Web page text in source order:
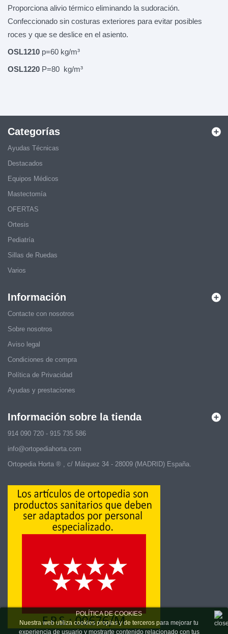
POLÍTICA DE COOKIES
Nuestra web utiliza cookies propias y de terceros para mejorar tu
experiencia de usuario y mostrarte contenido relacionado con tus
Proporciona alivio térmico eliminando la sudoración.
Confeccionado sin costuras exteriores para evitar posibles
roces y que se deslice en el asiento.
OSL1210 p=60 kg/m³
OSL1220 P=80 kg/m³
Categorías
Ayudas Técnicas
Destacados
Equipos Médicos
Mastectomía
OFERTAS
Ortesis
Pediatría
Sillas de Ruedas
Varios
Información
Contacte con nosotros
Sobre nosotros
Aviso legal
Condiciones de compra
Política de Privacidad
Ayudas y prestaciones
Información sobre la tienda
914 090 720 - 915 735 586
info@ortopediahorta.com
Ortopedia Horta ® , c/ Máiquez 34 - 28009 (MADRID) España.